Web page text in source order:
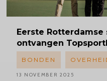
Eerste Rotterdamse
ontvangen
BONDEN
13 NOVEMBER 2025